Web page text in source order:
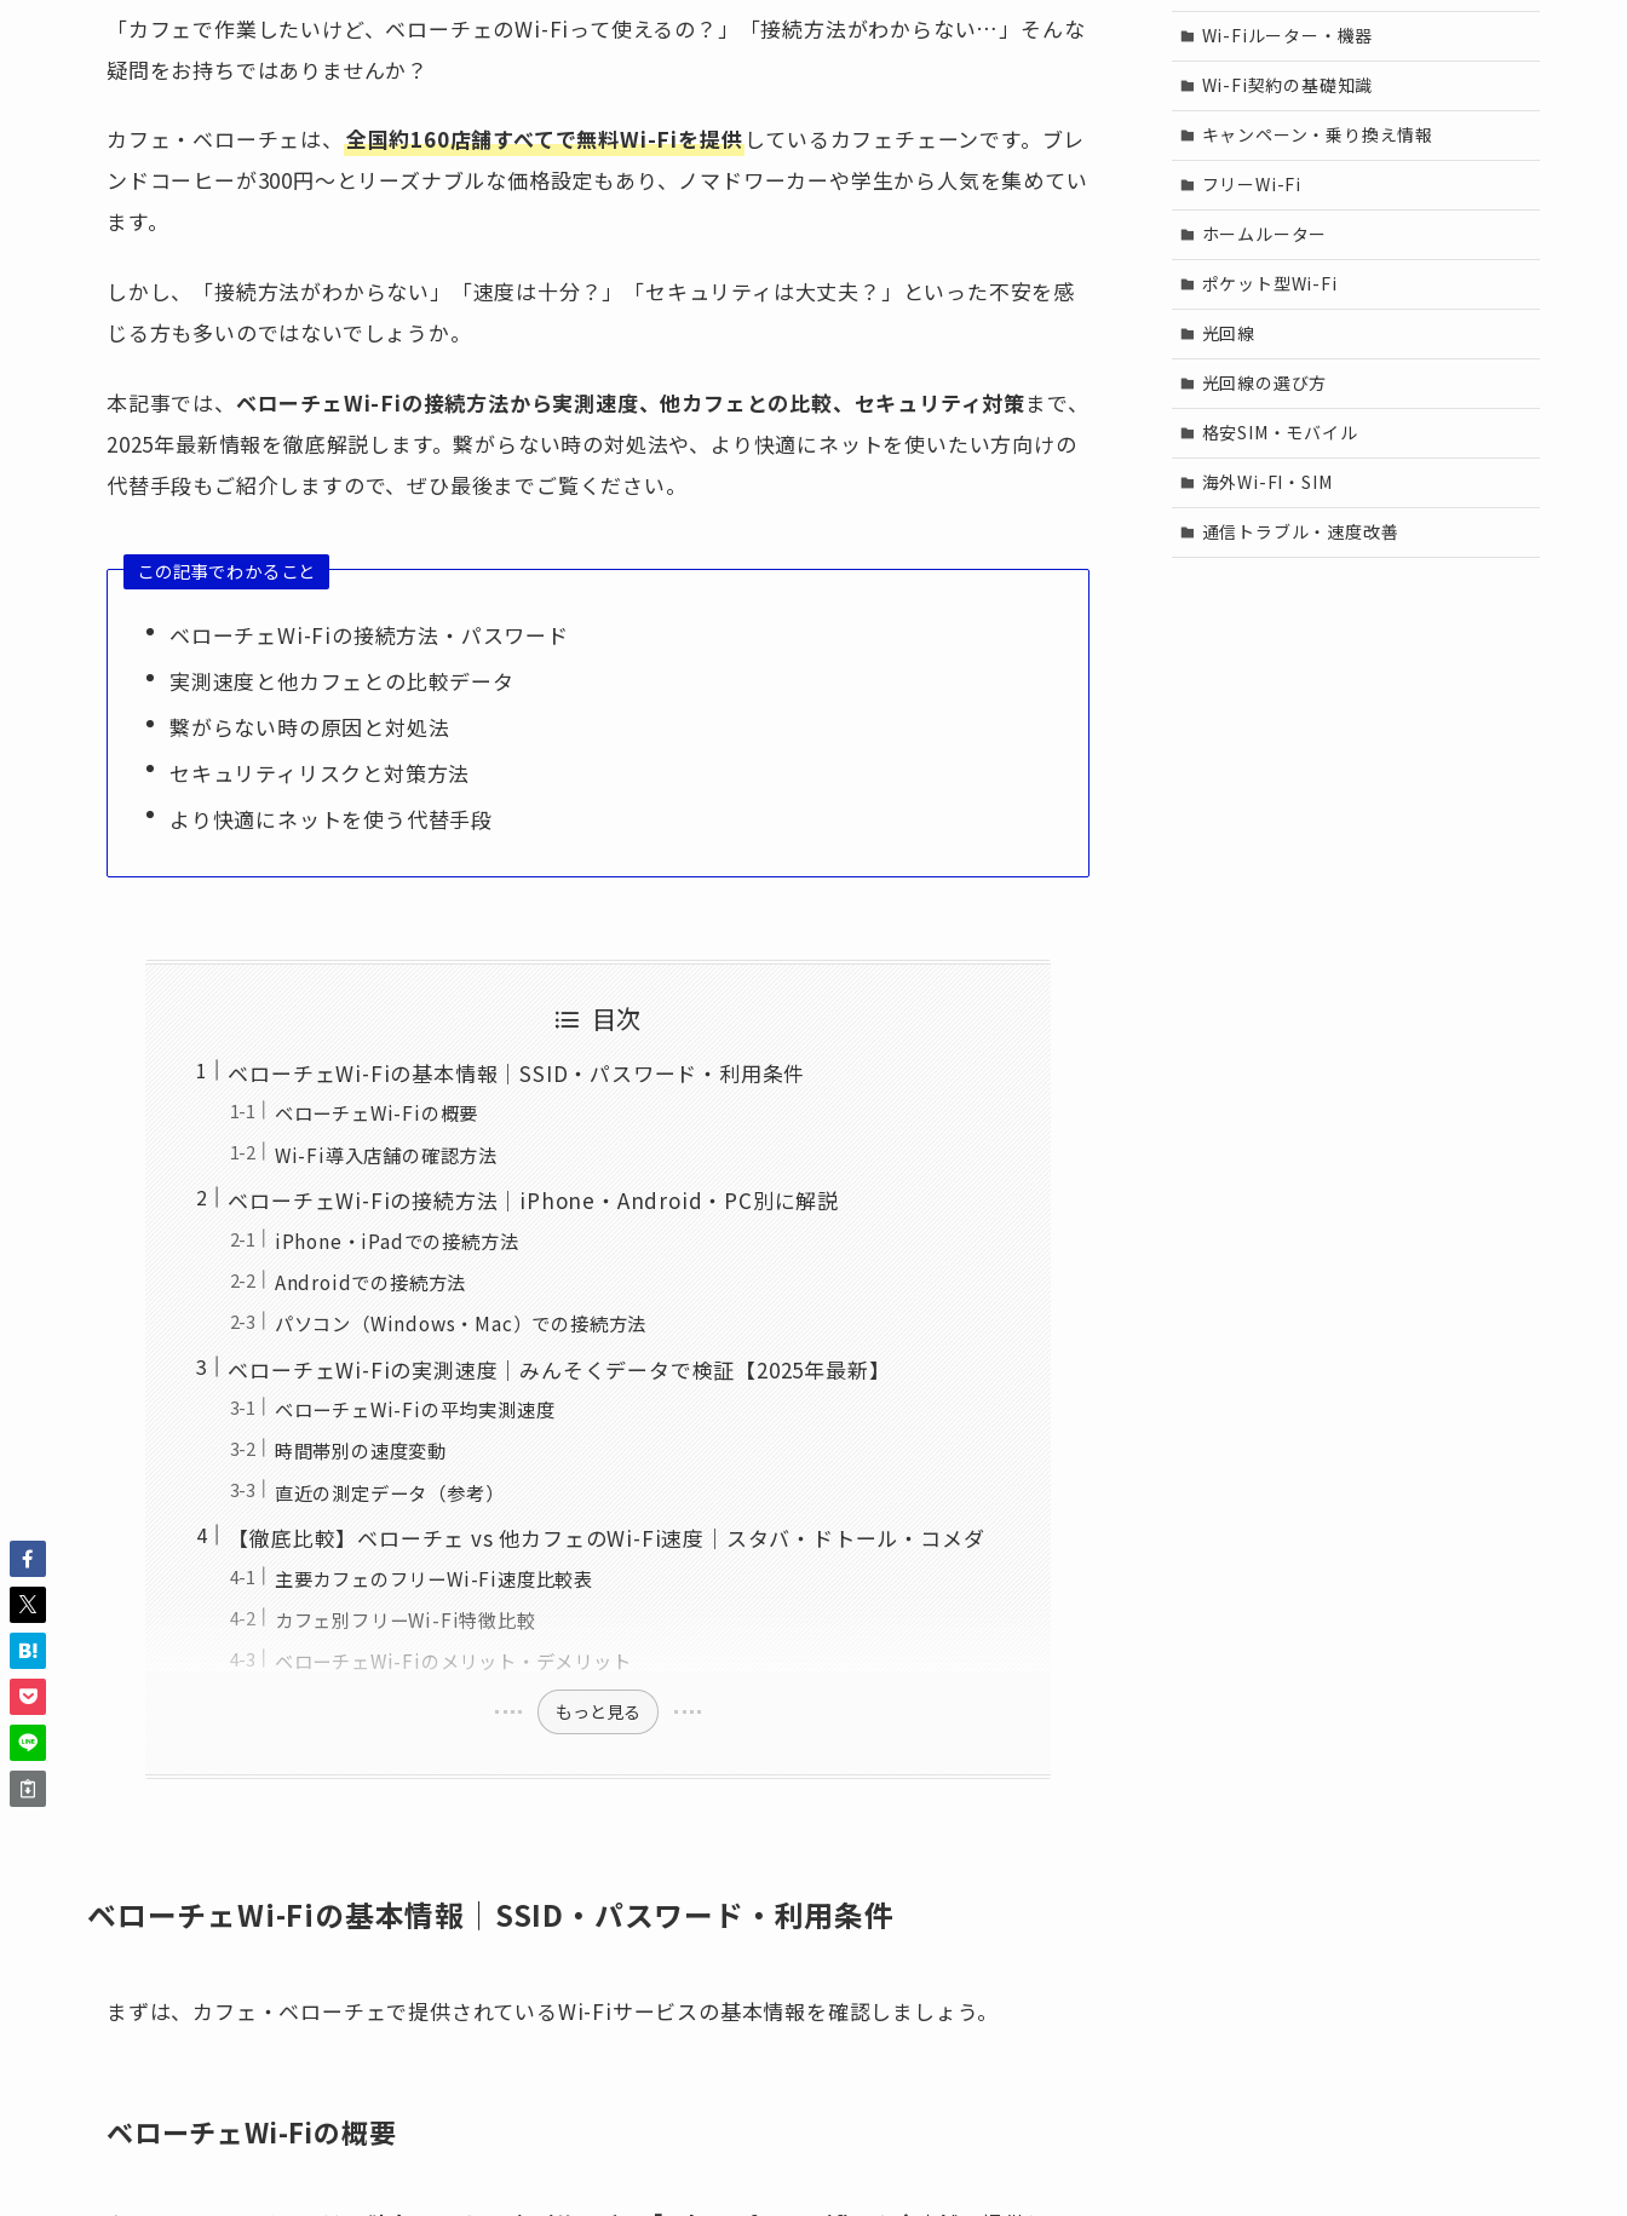
「カフェで作業したいけど、ベローチェのWi-Fiって使えるの？」「接続方法がわからない…」そんな
疑問をお持ちではありませんか？
カフェ・ベローチェは、 全国約160店舗すべてで無料Wi-Fiを提供 しているカフェチェーンです。ブレ
ンドコーヒーが300円〜とリーズナブルな価格設定もあり、ノマドワーカーや学生から人気を集めてい
ます。
しかし、「接続方法がわからない」「速度は十分？」「セキュリティは大丈夫？」といった不安を感
じる方も多いのではないでしょうか。
本記事では、 ベローチェWi-Fiの接続方法から実測速度、他カフェとの比較、セキュリティ対策まで、
2025年最新情報を徹底解説します。繋がらない時の対処法や、より快適にネットを使いたい方向けの
代替手段もご紹介しますので、ぜひ最後までご覧ください。
この記事でわかること
ベローチェWi-Fiの接続方法・パスワード
実測速度と他カフェとの比較データ
繋がらない時の原因と対処法
セキュリティリスクと対策方法
より快適にネットを使う代替手段
目次
ベローチェWi-Fiの基本情報｜SSID・パスワード・利用条件
ベローチェWi-Fiの概要
Wi-Fi導入店舗の確認方法
ベローチェWi-Fiの接続方法｜iPhone・Android・PC別に解説
iPhone・iPadでの接続方法
Androidでの接続方法
パソコン（Windows・Mac）での接続方法
ベローチェWi-Fiの実測速度｜みんそくデータで検証【2025年最新】
ベローチェWi-Fiの平均実測速度
時間帯別の速度変動
直近の測定データ（参考）
【徹底比較】ベローチェ vs 他カフェのWi-Fi速度｜スタバ・ドトール・コメダ
主要カフェのフリーWi-Fi速度比較表
カフェ別フリーWi-Fi特徴比較
ベローチェWi-Fiのメリット・デメリット
もっと見る
ベローチェWi-Fiの基本情報｜SSID・パスワード・利用条件
まずは、カフェ・ベローチェで提供されているWi-Fiサービスの基本情報を確認しましょう。
ベローチェWi-Fiの概要
Wi-Fiルーター・機器
Wi-Fi契約の基礎知識
キャンペーン・乗り換え情報
フリーWi-Fi
ホームルーター
ポケット型Wi-Fi
光回線
光回線の選び方
格安SIM・モバイル
海外Wi-FI・SIM
通信トラブル・速度改善